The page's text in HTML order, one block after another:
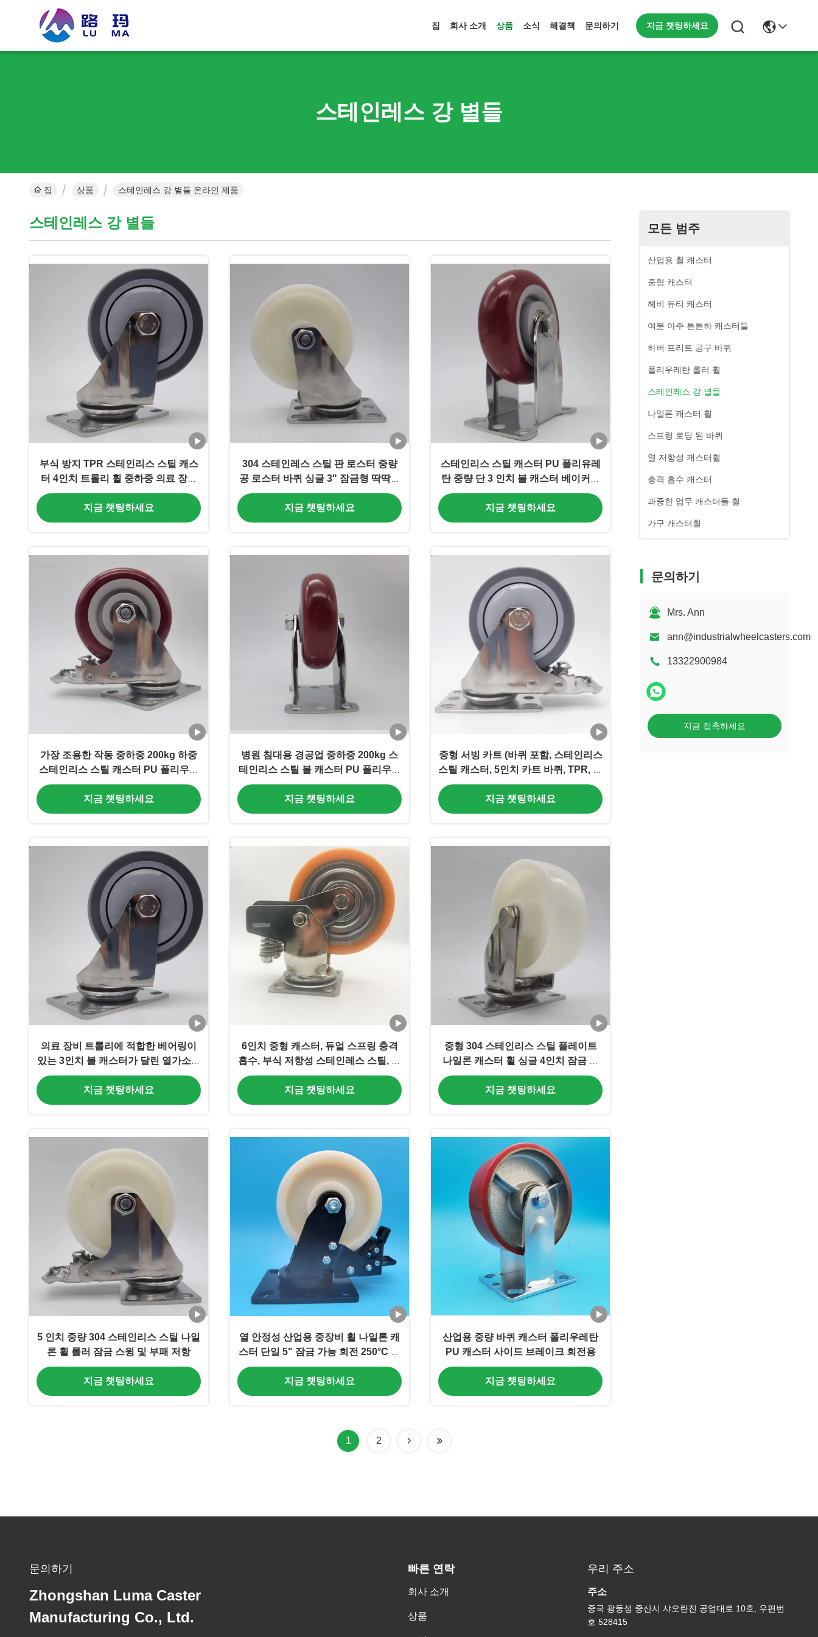
집 회사 소개 상품 소식 해결책 문의하기 지금 챗팅하세요
스테인레스 강 별들
집 상품 스테인레스 강 별들 온라인 제품
모든 범주
산업용 휠 캐스터
중형 캐스터
헤비 듀티 캐스터
여분 아주 튼튼하 캐스터들
하버 프리트 공구 바퀴
폴리우레탄 롤러 휠
스테인레스 강 별들
나일론 캐스터 휠
스프링 로딩 된 바퀴
열 저항성 캐스터휠
충격 흡수 캐스터
과중한 업무 캐스터들 휠
가구 캐스터휠
문의하기
Mrs. Ann
ann@industrialwheelcasters.com
13322900984
지금 접촉하세요
스테인레스 강 별들
부식 방지 TPR 스테인리스 스틸 캐스
터 4인치 트롤리 휠 중하중 의료 장비
실험실 카트용
지금 챗팅하세요
304 스테인레스 스틸 판 로스터 중량
공 로스터 바퀴 싱글 3" 잠금형 딱딱한
회전 나일론 바퀴 트롤리
지금 챗팅하세요
스테인리스 스틸 캐스터 PU 폴리유레
탄 중량 단 3 인치 볼 캐스터 베이커리
랙
지금 챗팅하세요
가장 조용한 작동 중하중 200kg 하중
스테인리스 스틸 캐스터 PU 폴리우레
탄 베어링 포함 5인치 볼 캐스터 가구
침대용
지금 챗팅하세요
병원 침대용 경공업 중하중 200kg 스
테인리스 스틸 볼 캐스터 PU 폴리우레
탄 단일 4인치
지금 챗팅하세요
중형 서빙 카트 (바퀴 포함, 스테인리스
스틸 캐스터, 5인치 카트 바퀴, TPR, 식
품 음료 가공용)
지금 챗팅하세요
의료 장비 트롤리에 적합한 베어링이
있는 3인치 볼 캐스터가 달린 열가소성
고무 RPR 중하중 스테인리스 스틸 캐
스터
지금 챗팅하세요
6인치 중형 캐스터, 듀얼 스프링 충격
흡수, 부식 저항성 스테인레스 스틸, 표
시가 없는 폴리유레탄 바퀴
지금 챗팅하세요
중형 304 스테인리스 스틸 플레이트
나일론 캐스터 휠 싱글 4인치 잠금 가
능 스크류픽스 캐스터 스틸 캐스터 스
위블 식품 음료
지금 챗팅하세요
5 인치 중량 304 스테인리스 스틸 나일
론 휠 롤러 잠금 스윙 및 부패 저항
지금 챗팅하세요
열 안정성 산업용 중장비 휠 나일론 캐
스터 단일 5" 잠금 가능 회전 250°C 열
작업장
지금 챗팅하세요
산업용 중량 바퀴 캐스터 폴리우레탄
PU 캐스터 사이드 브레이크 회전용
지금 챗팅하세요
1 2
문의하기
Zhongshan Luma Caster
Manufacturing Co., Ltd.
빠른 연락
회사 소개
상품
우리 주소
주소
중국 광둥성 중산시 샤오란진 공업대로 10호, 우편번
호 528415